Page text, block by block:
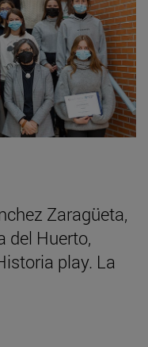
Zaragüeta,
del Huerto,
play. La